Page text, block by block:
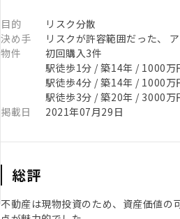
目的
リスク分散
決め手
リスクが許容範囲だった、
物件
初回購入3件
駅徒歩1分 / 築14年 / 1000万
駅徒歩4分 / 築14年 / 1000万
駅徒歩3分 / 築20年 / 3000万
掲載日
2021年07月29日
総評
不動産は現物投資のため、資産価値の